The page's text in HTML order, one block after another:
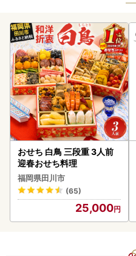
おせち 白鳥 三段重 3人前
迎春おせち料理
福岡県田川市
(65)
25,000